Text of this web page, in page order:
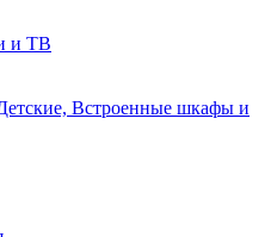
и ТВ
Встроенные шкафы и